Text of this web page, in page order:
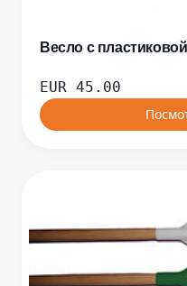
Весло с
EUR 45.00